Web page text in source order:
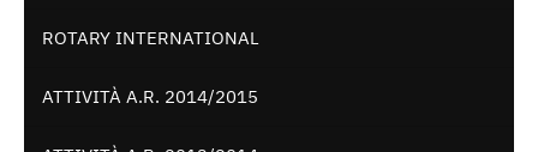
ROTARY INTERNATIONAL
ATTIVITÀ A.R. 2014/2015